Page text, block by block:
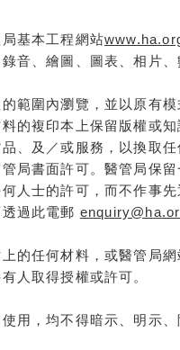
基本工程網站
音、繪圖、圖表、相片
範圍內瀏覽，並以原有
的複印本上保留版權或
、及／或服務，以換取
局書面許可。醫管局保
人士的許可，而不作事
過此電郵
上的任何材料，或醫管局
人取得授權或許可。
用，均不得暗示、明示